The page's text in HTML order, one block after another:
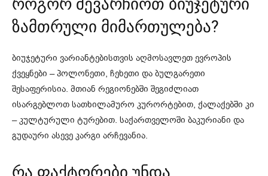
როგორ შევარჩიოთ ბიუჯეტური
ზამთრული მიმართულება?
ბიუჯეტური ვარიანტებისთვის აღმოსავლეთ ევროპის
ქვეყნები – პოლონეთი, ჩეხეთი და ბულგარეთი
შესაფერისია. მთიან რეგიონებში შეგიძლიათ
ისარგებლოთ სათხილამურო კურორტებით, ქალაქებში კი
– კულტურული ტურებით. საქართველოში ბაკურიანი და
გუდაური ასევე კარგი არჩევანია.